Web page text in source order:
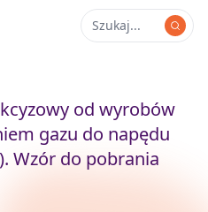
od wyrobów
gazu do napędu
Wzór do pobrania